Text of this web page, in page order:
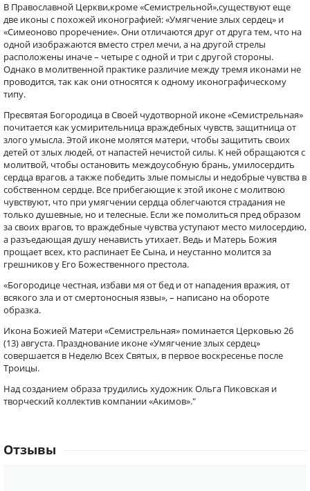
В Православной Церкви,кроме «Семистрельной»,существуют еще
две иконы с похожей иконографией: «Умягчение злых сердец» и
«Симеоново проречение». Они отличаются друг от друга тем, что на
одной изображаются вместо стрел мечи, а на другой стрелы
расположены иначе – четыре с одной и три с другой стороны.
Однако в молитвенной практике различие между тремя иконами не
проводится, так как они относятся к одному иконографическому
типу.
Пресвятая Богородица в Своей чудотворной иконе «Семистрельная»
почитается как усмирительница враждебных чувств, защитница от
злого умысла. Этой иконе молятся матери, чтобы защитить своих
детей от злых людей, от напастей нечистой силы. К ней обращаются с
молитвой, чтобы остановить междоусобную брань, умилосердить
сердца врагов, а также победить злые помыслы и недобрые чувства в
собственном сердце. Все прибегающие к этой иконе с молитвою
чувствуют, что при умягчении сердца облегчаются страдания не
только душевные, но и телесные. Если же помолиться пред образом
за своих врагов, то враждебные чувства уступают место милосердию,
а разъедающая душу ненависть утихает. Ведь и Матерь Божия
прощает всех, кто распинает Ее Сына, и неустанно молится за
грешников у Его Божественного престола.
«Богородице честная, избави мя от бед и от нападения вражия, от
всякого зла и от смертоносныя язвы», – написано на обороте
образка.
Икона Божией Матери «Семистрельная» поминается Церковью 26
(13) августа. Празднование иконе «Умягчение злых сердец»
совершается в Неделю Всех Святых, в первое воскресенье после
Троицы.
Над созданием образа трудились художник Ольга Пиковская и
творческий коллектив компании «Акимов»."
Отзывы